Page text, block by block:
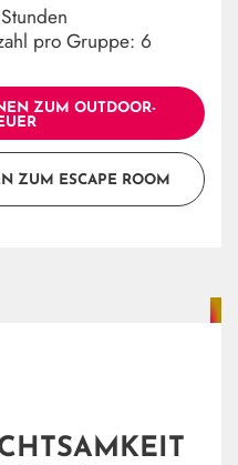
pro Gruppe: 6
ZUM OUTDOOR-
ZUM ESCAPE ROOM